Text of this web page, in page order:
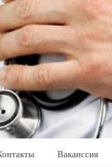
Ваканссия